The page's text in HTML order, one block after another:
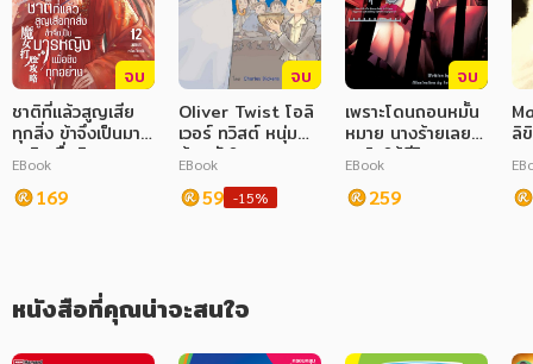
จบ
ชาติที่แล้วสูญเสีย
ทุกสิ่ง ข้าจึงเป็นมาร
หญิงเพื่อชิงทุก
อย่าง เล่ม 12
EBook
169
จบ
Oliver Twist โอลิ
เวอร์ ทวิสต์ หนุ่ม
น้อยหัวใจทระนง
EBook
59 -15%
จบ
เพราะโดนถอนหมั้น
หมาย นางร้ายเลย
ขอไปใช้ชีวิตสบาย
ในคุก เล่ม 2 (จบ)
EBook
259
ลิ
หนังสือที่คุณน่าจะสนใจ